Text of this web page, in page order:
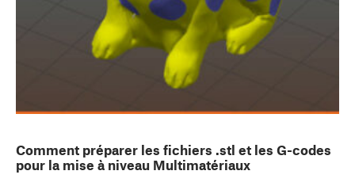
Comment préparer les fichiers .stl et les G-codes
pour la mise à niveau Multimatériaux